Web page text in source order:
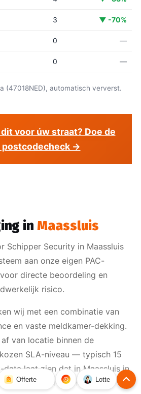
3 ▼ -70%
0 —
0 —
(47018NED), automatisch ververst.
voor úw straat? Doe de
postcodecheck →
in Maassluis
Schipper Security in Maassluis
aan onze eigen PAC-
directe beoordeling en
risico.
wij met een combinatie van
en vaste meldkamer-dekking.
van locatie binnen de
SLA-niveau — typisch 15
data laat zien dat in Maassluis in
geregistreerd zijn —
Offerte Lotte